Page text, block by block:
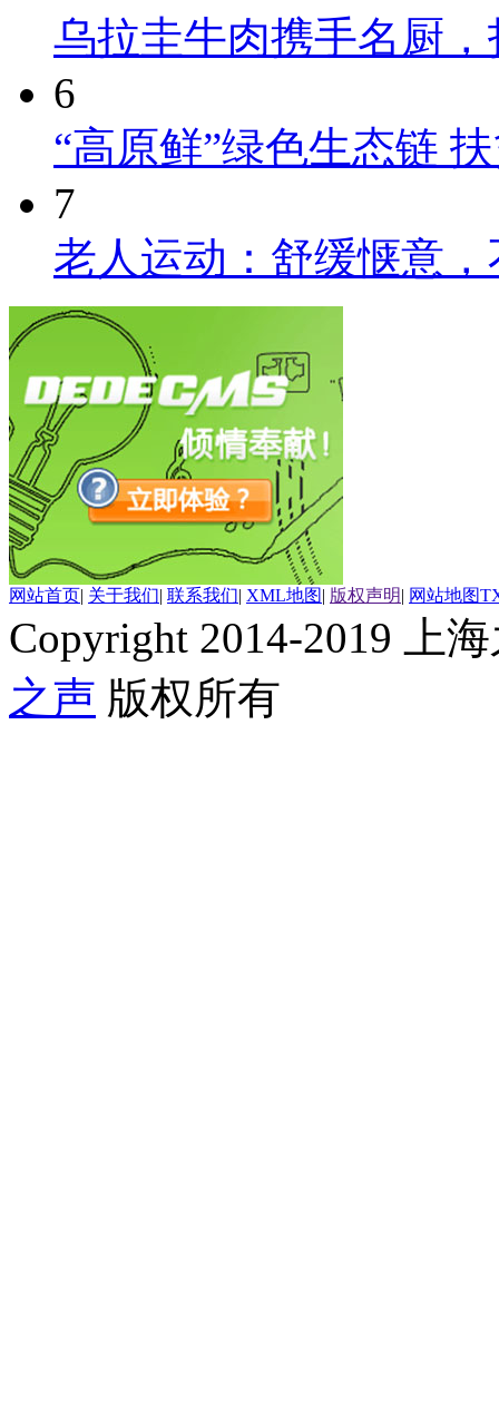
乌拉圭牛肉携手名厨
6
“高原鲜”绿色生态链
7
老人运动：舒缓惬意
网站首页| 关于我们| 联系我们| XML地图| 版权声明| 网站地图
Copyright 2014-2019 上
之声 版权所有